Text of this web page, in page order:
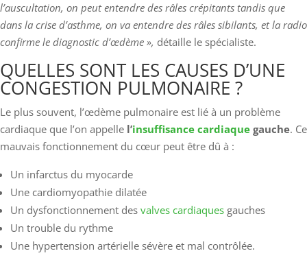
l’auscultation, on peut entendre des râles crépitants tandis que
dans la crise d’asthme, on va entendre des râles sibilants, et la radio
confirme le diagnostic d’œdème », détaille le spécialiste.
QUELLES SONT LES CAUSES D’UNE
CONGESTION PULMONAIRE ?
Le plus souvent, l’œdème pulmonaire est lié à un problème
cardiaque que l’on appelle l’insuffisance cardiaque gauche. Ce
mauvais fonctionnement du cœur peut être dû à :
Un infarctus du myocarde
Une cardiomyopathie dilatée
Un dysfonctionnement des valves cardiaques gauches
Un trouble du rythme
Une hypertension artérielle sévère et mal contrôlée.